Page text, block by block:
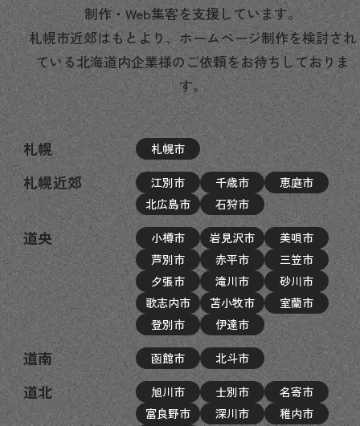
制作・Web集客を支援しています。
札幌市近郊はもとより、ホームページ制作を検討され
ている北海道内企業様のご依頼をお待ちしておりま
す。
札幌 札幌市
札幌近郊 江別市 千歳市
恵庭市
北広島市
石狩市
道央 小樽市 岩見沢市
美唄市
芦別市
赤平市
三笠市
夕張市
滝川市
砂川市
歌志内市
苫小牧市
室蘭市
登別市
伊達市
道南 函館市 北斗市
道北 旭川市 士別市
名寄市
富良野市
深川市
稚内市